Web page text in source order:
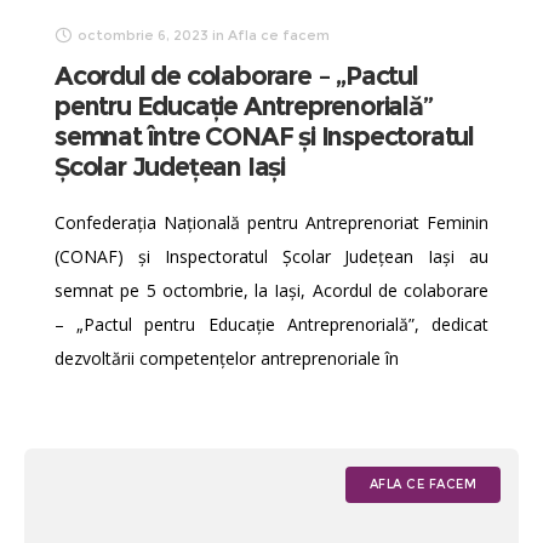
octombrie 6, 2023 in Afla ce facem
Acordul de colaborare – „Pactul
pentru Educație Antreprenorială”
semnat între CONAF și Inspectoratul
Școlar Județean Iași
Confederaţia Naţională pentru Antreprenoriat Feminin
(CONAF) și Inspectoratul Școlar Județean Iași au
semnat pe 5 octombrie, la Iași, Acordul de colaborare
– „Pactul pentru Educație Antreprenorială”, dedicat
dezvoltării competențelor antreprenoriale în
AFLA CE FACEM